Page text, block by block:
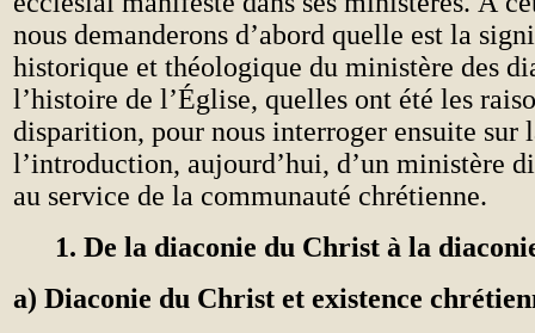
nous demanderons d’abord quelle est la
historique et théologique du ministère des
l’histoire de l’Église, quelles ont été les
disparition, pour nous interroger ensuite sur
l’introduction, aujourd’hui, d’un ministère
au service de la communauté chrétienne.
1. De la diaconie du Christ à la
a) Diaconie du Christ et existence